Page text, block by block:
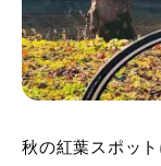
秋の紅葉スポッ